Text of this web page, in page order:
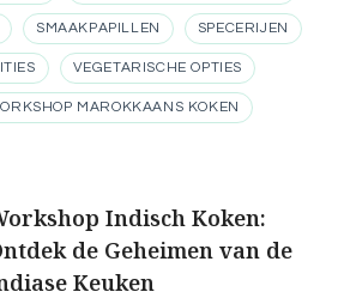
SMAAKPAPILLEN SPECERIJEN
VEGETARISCHE OPTIES
MAROKKAANS KOKEN
Indisch Koken:
de Geheimen van de
Keuken